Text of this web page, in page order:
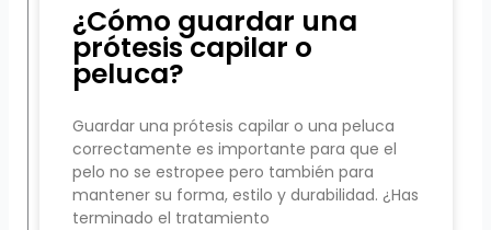
¿Cómo guardar una
prótesis capilar o
peluca?
Guardar una prótesis capilar o una peluca
correctamente es importante para que el
pelo no se estropee pero también para
mantener su forma, estilo y durabilidad. ¿Has
terminado el tratamiento